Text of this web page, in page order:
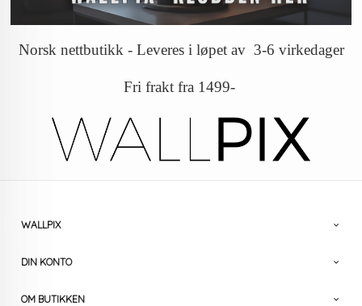
Norsk nettbutikk - Leveres i løpet av 3-6 virkedager
Fri frakt fra 1499-
WALLPIX
DIN KONTO
OM BUTIKKEN